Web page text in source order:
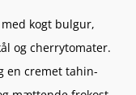
kogt bulgur,
og cherrytomater.
en cremet tahin-